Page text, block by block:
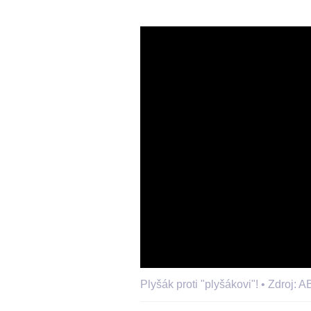
Plyšák proti "plyšákovi"! • Zdroj: